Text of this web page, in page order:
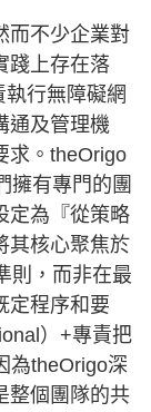
而不少企業對
踐上存在落
行無障礙網
通及管理機
求。theOrigo
擁有專門的團
定為『從策略
其核心聚焦於
則，而非在最
定程序和要
）+專責把
為theOrigo深
整個團隊的共